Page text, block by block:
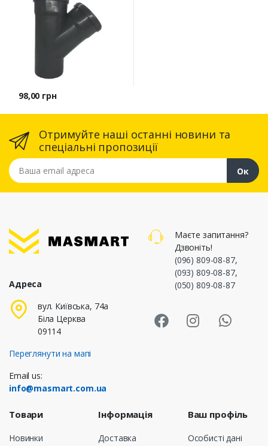
Ціна
98,00 грн
Отримуйте наші останні новини та
спеціальні пропозиції
Ваша email адреса
Ок
Адреса
вул. Київська, 74а
Біла Церква
09114
Переглянути на мапі
Email us:
info@masmart.com.ua
Маєте запитання?
Дзвоніть!
(096) 809-08-87,
(093) 809-08-87,
(050) 809-08-87
Товари
Новинки
Інформація
Доставка
Ваш профіль
Особисті дані